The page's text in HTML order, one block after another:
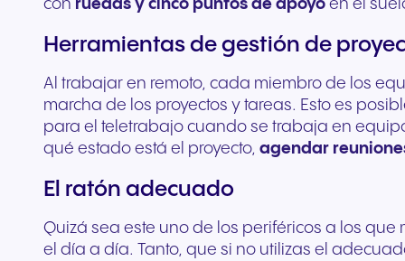
con ruedas y cinco puntos de apoyo en el
Herramientas de gestión de
Al trabajar en remoto, cada miembro de los
marcha de los proyectos y tareas. Esto es
para el teletrabajo cuando se trabaja en
qué estado está el proyecto, agendar
El ratón adecuado
Quizá sea este uno de los periféricos a los que
el día a día. Tanto, que si no utilizas el